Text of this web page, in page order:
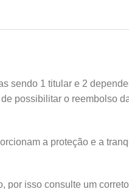
sendo 1 titular e 2
possibilitar o reembolso
a proteção e a
por isso consulte um